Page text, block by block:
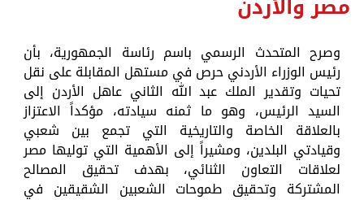
وصرح المتحدث الرسمي باسم رئاسة الجمهورية، بأن
رئيس الوزراء الأردني حرص في مستهل المقابلة على نقل
تحيات وتقدير الملك عبد الله الثاني عاهل الأردن إلى
السيد الرئيس، وهو ما ثمنه سيادته، مؤكداً الاعتزاز
بالعلاقة الخاصة والتاريخية التي تجمع بين شعبي
وقيادتي البلدين، ومشيراً إلى الأهمية التي توليها مصر
لعلاقات التعاون الثنائي، بهدف تحقيق المصالح
المشتركة وتحقيق طموحات الشعبين الشقيقين في